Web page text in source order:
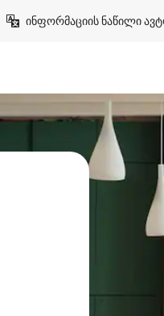
ინფორმაციის ნაწილი